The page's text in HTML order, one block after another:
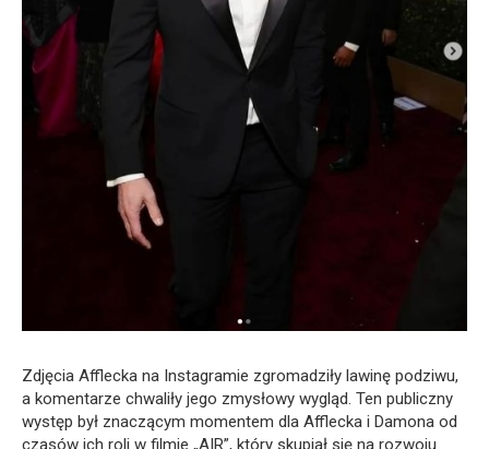
Zdjęcia Afflecka na Instagramie zgromadziły lawinę podziwu,
a komentarze chwaliły jego zmysłowy wygląd. Ten publiczny
występ był znaczącym momentem dla Afflecka i Damona od
czasów ich roli w filmie „AIR”, który skupiał się na rozwoju